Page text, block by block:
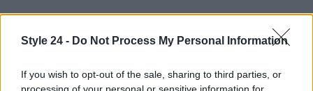
Style 24 - Do Not Process My Personal Information
If you wish to opt-out of the sale, sharing to third parties, or
processing of your personal or sensitive information for